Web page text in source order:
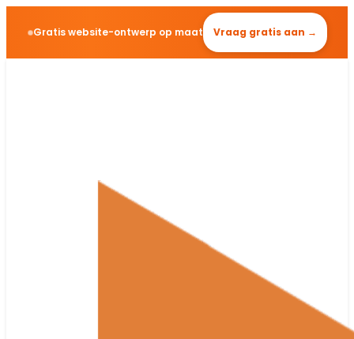
Gratis website-ontwerp op maat Vraag gratis aan →